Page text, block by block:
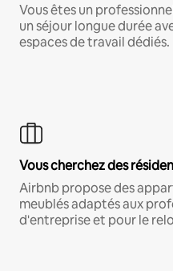
Vous êtes un
un séjour longue durée
espaces de travail dédiés.
Vous cherchez des
Airbnb propose des
meublés adaptés aux
d'entreprise et pour le